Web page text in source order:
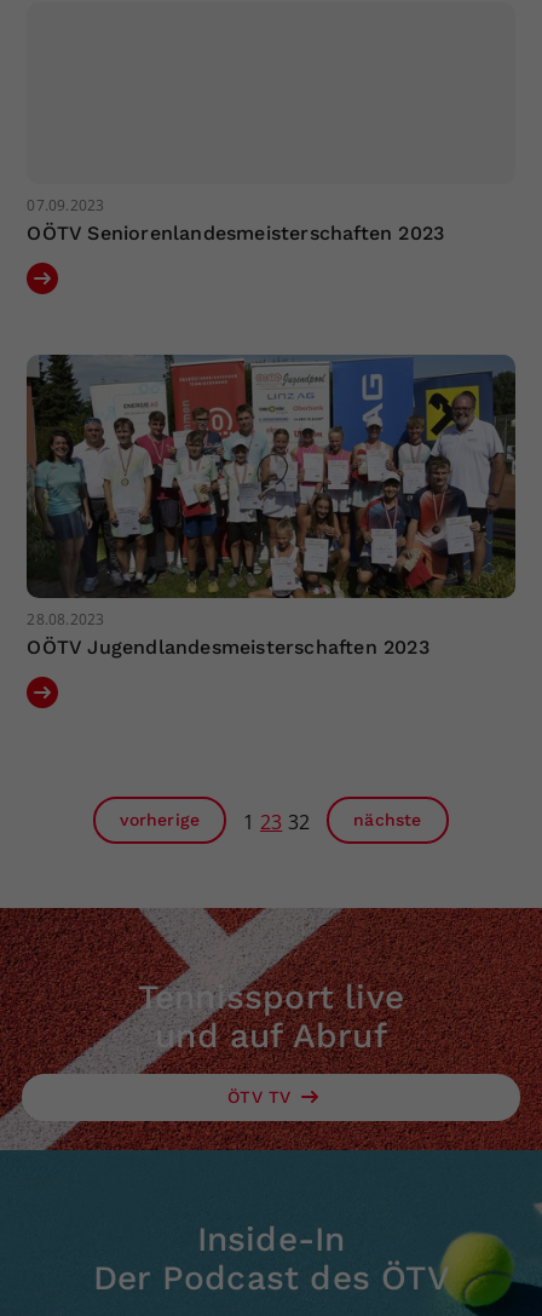
07.09.2023
OÖTV Seniorenlandesmeisterschaften 2023
28.08.2023
OÖTV Jugendlandesmeisterschaften 2023
vorherige 1 23 32 nächste
Tennissport live
und auf Abruf
ÖTV TV
Inside-In
Der Podcast des ÖTV